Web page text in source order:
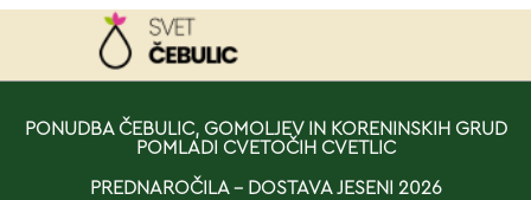
VAŠA KOŠARICA JE
PONUDBA ČEBULIC, GOMOLJEV IN KORENINSKIH GRUD
POMLADI CVETOČIH CVETLIC
PREDNAROČILA - DOSTAVA JESENI 2026